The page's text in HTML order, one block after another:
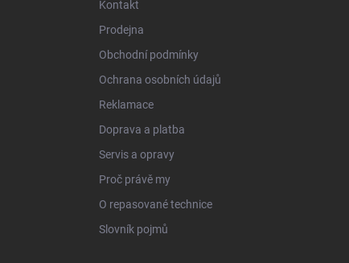
Kontakt
Prodejna
Obchodní podmínky
Ochrana osobních údajů
Reklamace
Doprava a platba
Servis a opravy
Proč právě my
O repasované technice
Slovník pojmů